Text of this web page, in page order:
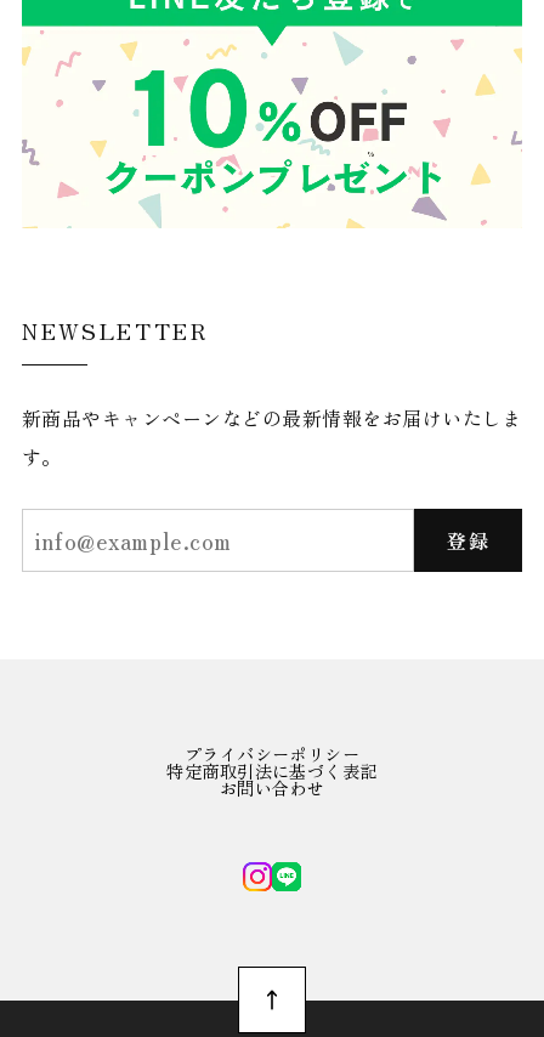
NEWSLETTER
新商品やキャンペーンなどの最新情報をお届けいたしま
す。
登録
プライバシーポリシー
特定商取引法に基づく表記
お問い合わせ